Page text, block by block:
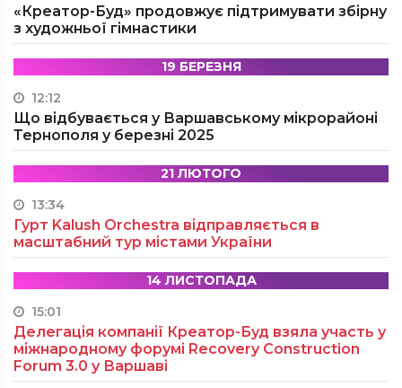
«Креатор-Буд» продовжує підтримувати збірну
з художньої гімнастики
19 БЕРЕЗНЯ
12:12
Що відбувається у Варшавському мікрорайоні
Тернополя у березні 2025
21 ЛЮТОГО
13:34
Гурт Kalush Orchestra відправляється в
масштабний тур містами України
14 ЛИСТОПАДА
15:01
Делегація компанії Креатор-Буд взяла участь у
міжнародному форумі Recovery Construction
Forum 3.0 у Варшаві